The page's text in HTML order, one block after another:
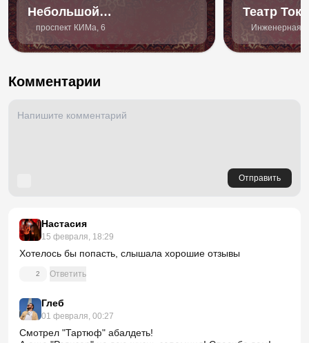
Небольшой
драматический театр
проспект КИМа, 6
Театр Ток
Инженерная
Комментарии
Отправить
Настасия
15 февраля, 18:29
Хотелось бы попасть, слышала хорошие отзывы
2 Ответить
Глеб
01 февраля, 00:27
Смотрел "Тартюф" абалдеть!